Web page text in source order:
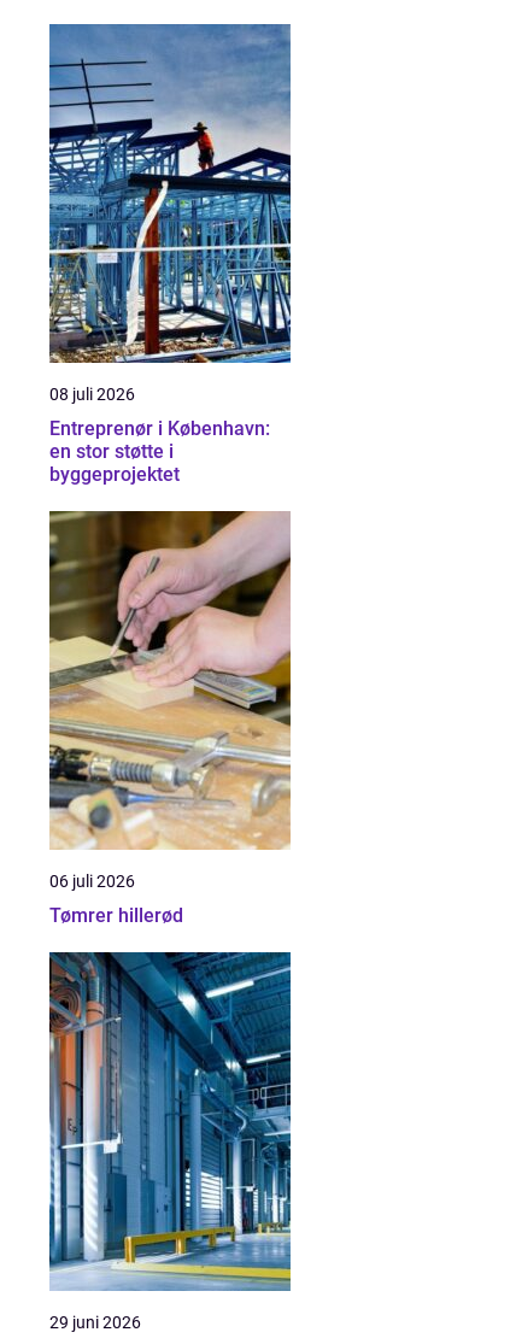
08 juli 2026
Entreprenør i København:
en stor støtte i
byggeprojektet
06 juli 2026
Tømrer hillerød
29 juni 2026